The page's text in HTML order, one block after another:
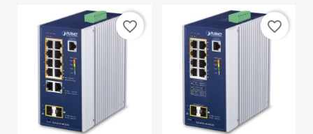
favorite_border favorite_border